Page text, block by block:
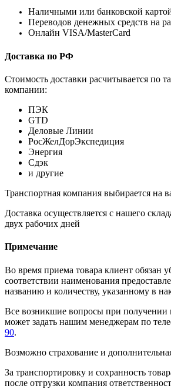
Наличными или банковской
Переводов денежных средств на
Онлайн VISA/MasterCard
Доставка по РФ
Стоимость доставки расчитывается по
компании:
ПЭК
GTD
Деловые Линии
РосЖелДорЭкспедиция
Энергия
Сдэк
и другие
Транспортная компания выбирается на
Доставка осуществляется с нашего
двух рабочих дней
Примечание
Во время приема товара клиент обязан
соответствии наименования
названию и количеству, указанному в
Все возникшие вопросы при получении
может задать нашим менеджерам по
90.
Возможно страхование и
За транспортировку и сохранность
после отгрузки компания